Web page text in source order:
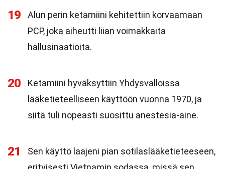
19
Alun perin ketamiini kehitettiin korvaamaan
PCP, joka aiheutti liian voimakkaita
hallusinaatioita.
20
Ketamiini hyväksyttiin Yhdysvalloissa
lääketieteelliseen käyttöön vuonna 1970, ja
siitä tuli nopeasti suosittu anestesia-aine.
21
Sen käyttö laajeni pian sotilaslääketieteeseen,